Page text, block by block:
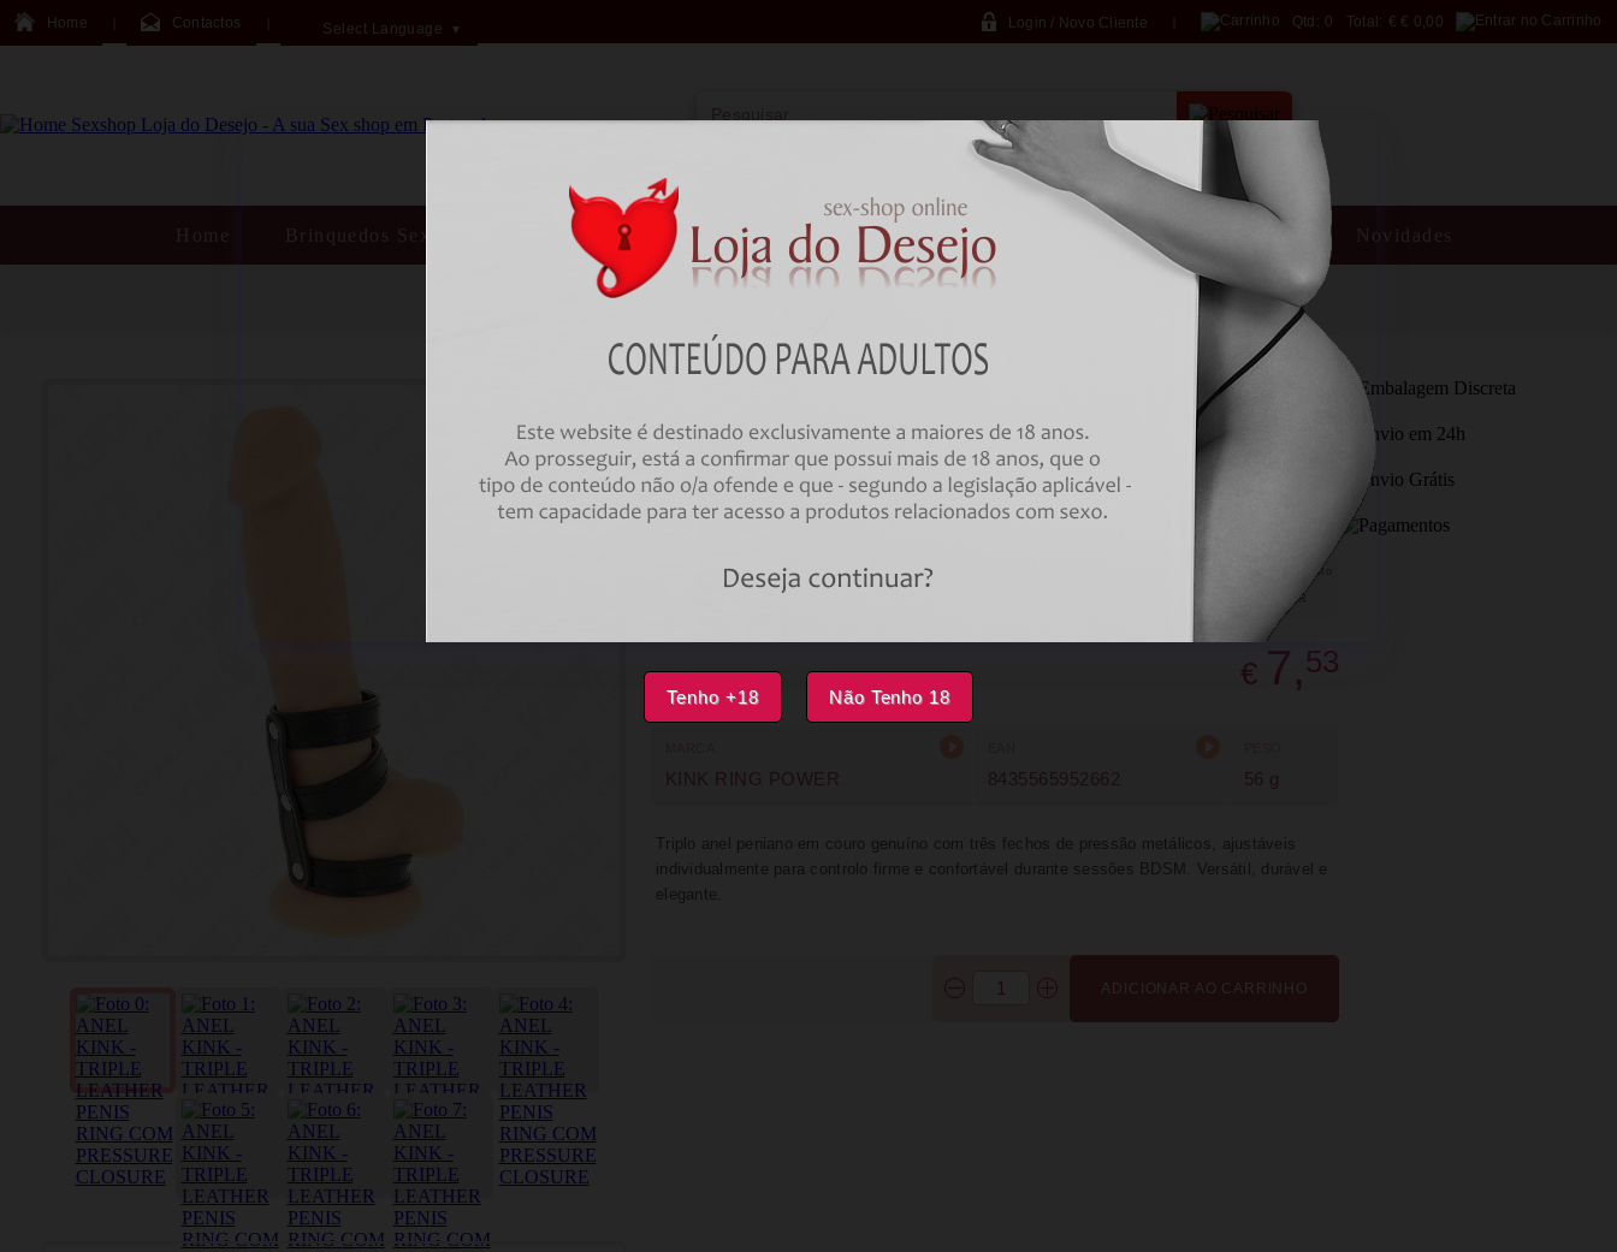
Tenho +18 Não Tenho 18
Home Contactos Select Language ▼ Login / Novo Cliente Qtd: 0 Total: € € 0,00
PESQUISA AVANÇADA
Home Brinquedos Sexuais Vibradores Lingerie Farmácia Brincadeiras Novidades
HOME
ANEL KINK - TRIPLE LEATHER PENIS RING COM
PRESSURE CLOSURE
Código:00033326
SUGERIR
€ 7, 53
KINK RING POWER 8435565952662 56 g
Triplo anel peniano em couro genuíno com três fechos de pressão metálicos, ajustáveis
individualmente para controlo firme e confortável durante sessões BDSM. Versátil, durável e
elegante.
ADICIONAR AO CARRINHO